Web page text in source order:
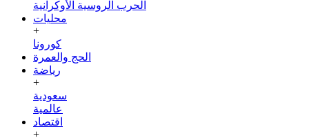
الحرب الروسية الأوكرانية
محليات
+
كورونا
الحج والعمرة
رياضة
+
سعودية
عالمية
اقتصاد
+